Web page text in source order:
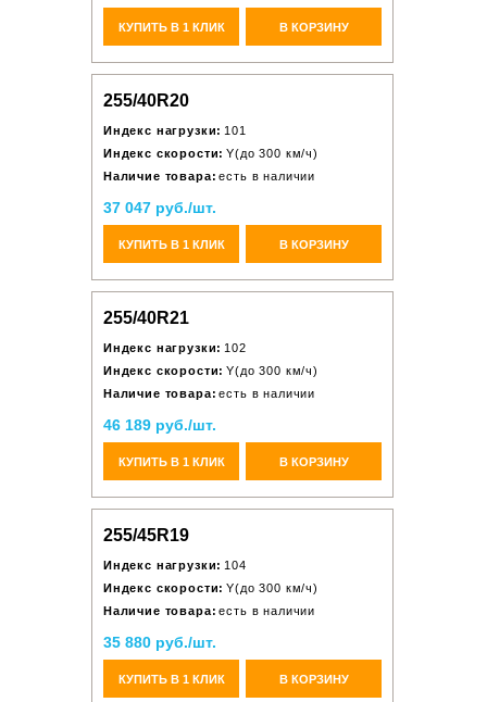
КУПИТЬ В 1 КЛИК В КОРЗИНУ
255/40R20
Индекс нагрузки: 101
Индекс скорости: Y(до 300 км/ч)
Наличие товара: есть в наличии
37 047 руб./шт.
КУПИТЬ В 1 КЛИК В КОРЗИНУ
255/40R21
Индекс нагрузки: 102
Индекс скорости: Y(до 300 км/ч)
Наличие товара: есть в наличии
46 189 руб./шт.
КУПИТЬ В 1 КЛИК В КОРЗИНУ
255/45R19
Индекс нагрузки: 104
Индекс скорости: Y(до 300 км/ч)
Наличие товара: есть в наличии
35 880 руб./шт.
КУПИТЬ В 1 КЛИК В КОРЗИНУ